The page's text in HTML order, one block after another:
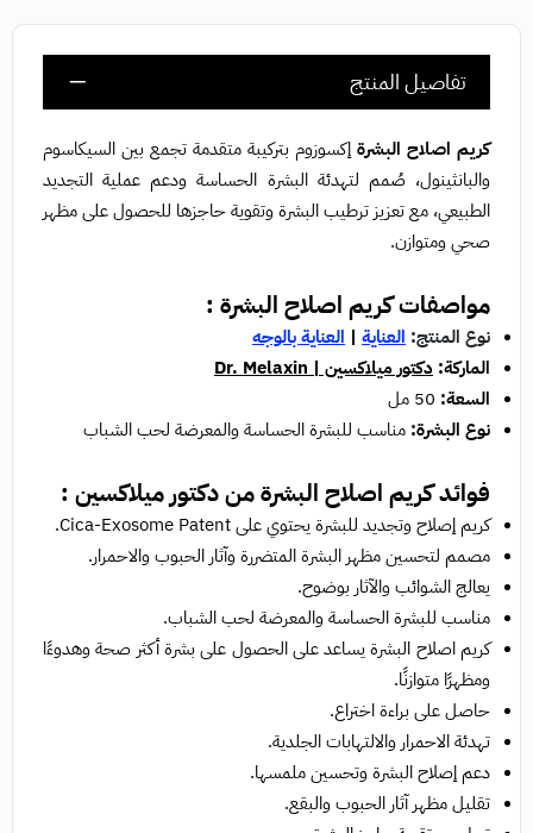
تفاصيل المنتج
كريم اصلاح البشرة إكسوزوم بتركيبة متقدمة تجمع بين السيكاسوم
والبانثينول، صُمم لتهدئة البشرة الحساسة ودعم عملية التجديد
الطبيعي، مع تعزيز ترطيب البشرة وتقوية حاجزها للحصول على مظهر
صحي ومتوازن.
مواصفات كريم اصلاح البشرة :
نوع المنتج: العناية | العناية بالوجه
الماركة: دكتور ميلاكسين | Dr. Melaxin
السعة:
نوع البشرة: مناسب للبشرة الحساسة والمعرضة لحب الشباب
فوائد كريم اصلاح البشرة من دكتور ميلاكسين :
كريم إصلاح وتجديد للبشرة يحتوي على Cica-Exosome Patent.
مصمم لتحسين مظهر البشرة المتضررة وآثار الحبوب والاحمرار.
يعالج الشوائب والآثار بوضوح.
مناسب للبشرة الحساسة والمعرضة لحب الشباب.
كريم اصلاح البشرة يساعد على الحصول على بشرة أكثر صحة وهدوءًا
ومظهرًا متوازنًا.
حاصل على براءة اختراع.
تهدئة الاحمرار والالتهابات الجلدية.
دعم إصلاح البشرة وتحسين ملمسها.
تقليل مظهر آثار الحبوب والبقع.